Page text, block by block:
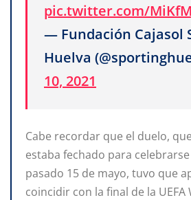
pic.twitter.com/
— Fundación Cajasol
Huelva
10, 2021
Cabe recordar que el duelo,
estaba fechado para
pasado 15 de mayo, tuvo que
coincidir con la final de la UEFA